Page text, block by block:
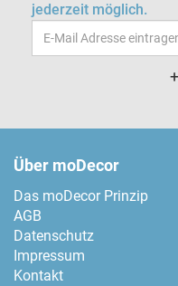
jederzeit möglich.
Email-
Adresse
Über moDecor
Das moDecor Prinzip
AGB
Datenschutz
Impressum
Kontakt